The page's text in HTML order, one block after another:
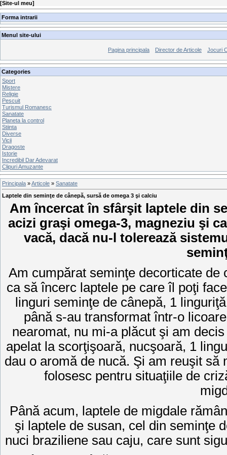
[Site-ul meu]
Forma intrarii
Menul site-ului
Pagina principala Director de Articole Jocuri
Categories
Sport
Mistere
Religie
Pescuit
Turismul Romanesc
Sanatate
Planeta la control
Stiinta
Diverse
Vicii
Dragoste
Istorie
Incredibil Dar Adevarat
Clipuri Amuzante
Principala »Articole » Sanatate
Laptele din seminţe de cânepă, sursă de omega 3 şi calciu
Am încercat în sfârşit laptele din
acizi graşi omega-3, magneziu şi
vacă, dacă nu-l tolerează
Am cumpărat seminţe decorticate de
ca să încerc laptele pe care îl poţi
linguri seminţe de cânepă, 1
până s-au transformat într-o
nearomat, nu mi-a plăcut şi am
apelat la scorţişoară, nucşoară, 1
dau o aromă de nucă. Şi am reuşit
folosesc pentru situaţiile de
Până acum, laptele de migdale
şi laptele de susan, cel din seminţe
nuci braziliene sau caju, care sunt